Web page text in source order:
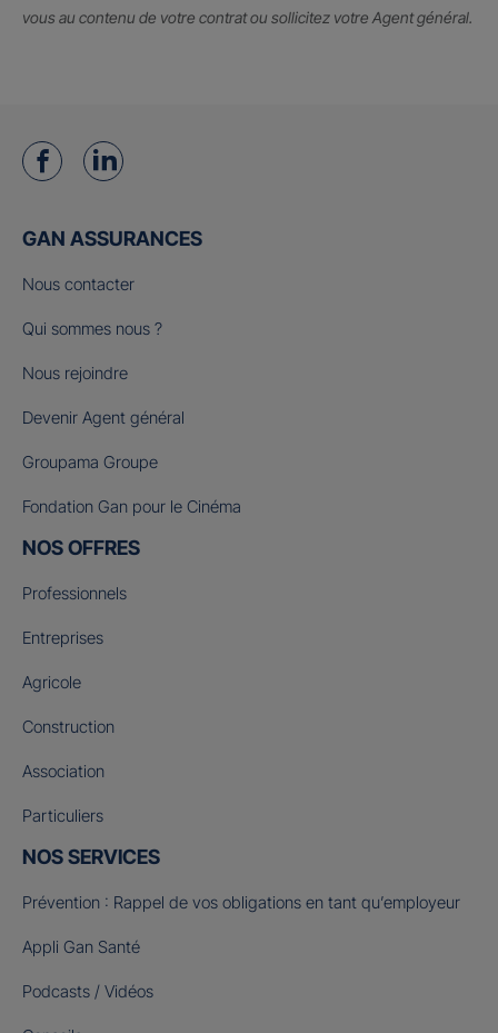
vous au contenu de votre contrat ou sollicitez votre Agent général.
GAN ASSURANCES
Nous contacter
Qui sommes nous ?
Nous rejoindre
Devenir Agent général
Groupama Groupe
Fondation Gan pour le Cinéma
NOS OFFRES
Professionnels
Entreprises
Agricole
Construction
Association
Particuliers
NOS SERVICES
Prévention : Rappel de vos obligations en tant qu’employeur
Appli Gan Santé
Podcasts / Vidéos